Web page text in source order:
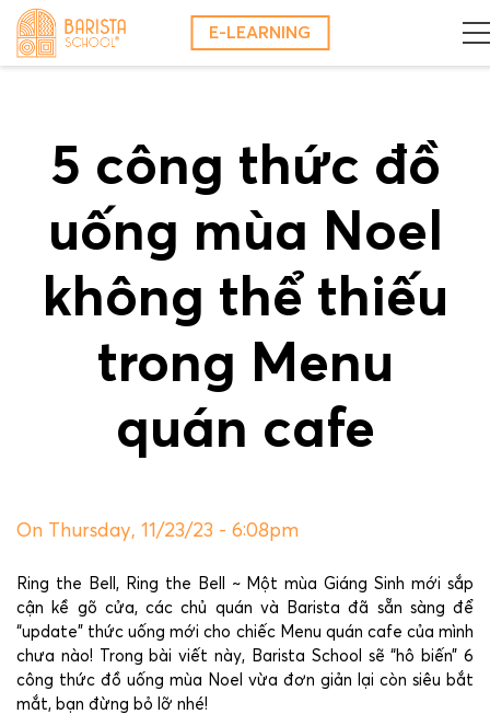
Skip
content
E-LEARNING
5 công thức đồ
uống mùa Noel
không thể thiếu
trong Menu
quán cafe
On Thursday, 11/23/23 - 6:08pm
Ring the Bell, Ring the Bell ~ Một mùa Giáng Sinh mới sắp
cận kề gõ cửa, các chủ quán và Barista đã sẵn sàng để
“update” thức uống mới cho chiếc Menu quán cafe của mình
chưa nào! Trong bài viết này, Barista School sẽ “hô biến” 6
công thức đồ uống mùa Noel vừa đơn giản lại còn siêu bắt
mắt, bạn đừng bỏ lỡ nhé!